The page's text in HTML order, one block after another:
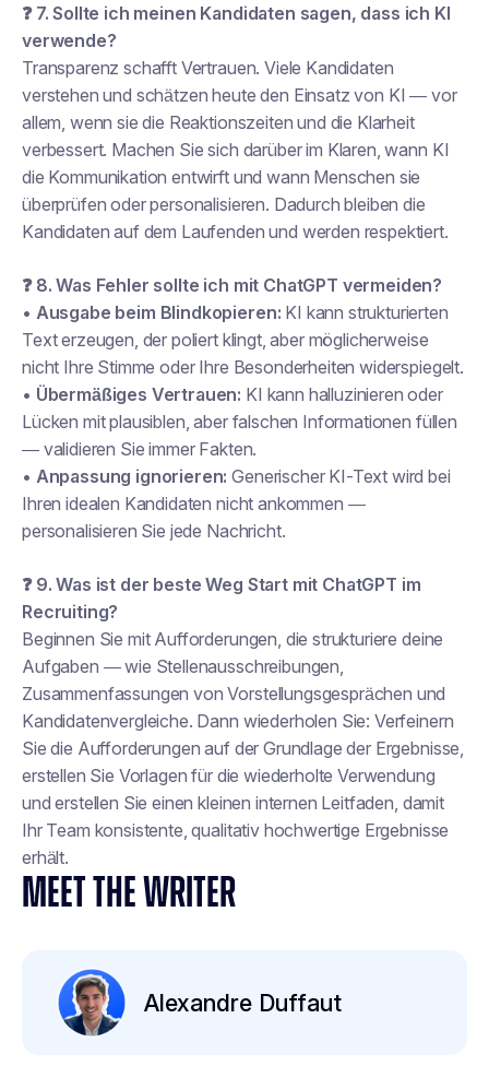
❓ 7. Sollte ich meinen Kandidaten sagen, dass ich KI
verwende?
Transparenz schafft Vertrauen. Viele Kandidaten
verstehen und schätzen heute den Einsatz von KI — vor
allem, wenn sie die Reaktionszeiten und die Klarheit
verbessert. Machen Sie sich darüber im Klaren, wann KI
die Kommunikation entwirft und wann Menschen sie
überprüfen oder personalisieren. Dadurch bleiben die
Kandidaten auf dem Laufenden und werden respektiert.
❓ 8. Was Fehler sollte ich mit ChatGPT vermeiden?
• Ausgabe beim Blindkopieren: KI kann strukturierten
Text erzeugen, der poliert klingt, aber möglicherweise
nicht Ihre Stimme oder Ihre Besonderheiten widerspiegelt.
• Übermäßiges Vertrauen: KI kann halluzinieren oder
Lücken mit plausiblen, aber falschen Informationen füllen
— validieren Sie immer Fakten.
• Anpassung ignorieren: Generischer KI-Text wird bei
Ihren idealen Kandidaten nicht ankommen —
personalisieren Sie jede Nachricht.
❓ 9. Was ist der beste Weg Startmit ChatGPT im
Recruiting?
Beginnen Sie mit Aufforderungen, diestrukturiere deine
Aufgaben — wie Stellenausschreibungen,
Zusammenfassungen von Vorstellungsgesprächen und
Kandidatenvergleiche. Dann wiederholen Sie: Verfeinern
Sie die Aufforderungen auf der Grundlage der Ergebnisse,
erstellen Sie Vorlagen für die wiederholte Verwendung
und erstellen Sie einen kleinen internen Leitfaden, damit
Ihr Team konsistente, qualitativ hochwertige Ergebnisse
erhält.
MEET THE WRITER
Alexandre Duffaut